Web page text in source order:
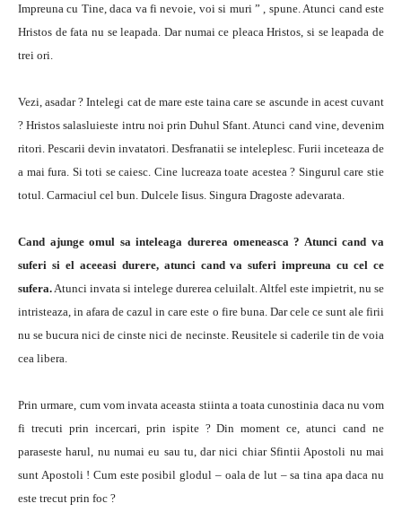
Impreuna cu Tine, daca va fi nevoie, voi si muri ” , spune. Atunci cand este
Hristos de fata nu se leapada. Dar numai ce pleaca Hristos, si se leapada de
trei ori.
Vezi, asadar ? Intelegi cat de mare este taina care se ascunde in acest cuvant
? Hristos salasluieste intru noi prin Duhul Sfant. Atunci cand vine, devenim
ritori. Pescarii devin invatatori. Desfranatii se inteleplesc. Furii inceteaza de
a mai fura. Si toti se caiesc. Cine lucreaza toate acestea ? Singurul care stie
totul. Carmaciul cel bun. Dulcele Iisus. Singura Dragoste adevarata.
Cand ajunge omul sa inteleaga durerea omeneasca ? Atunci cand va
suferi si el aceeasi durere, atunci cand va suferi impreuna cu cel ce
sufera.Atunci invata si intelege durerea celuilalt. Altfel este impietrit, nu se
intristeaza, in afara de cazul in care este o fire buna. Dar cele ce sunt ale firii
nu se bucura nici de cinste nici de necinste. Reusitele si caderile tin de voia
cea libera.
Prin urmare, cum vom invata aceasta stiinta a toata cunostinia daca nu vom
fi trecuti prin incercari, prin ispite ? Din moment ce, atunci cand ne
paraseste harul, nu numai eu sau tu, dar nici chiar Sfintii Apostoli nu mai
sunt Apostoli ! Cum este posibil glodul – oala de lut – sa tina apa daca nu
este trecut prin foc ?